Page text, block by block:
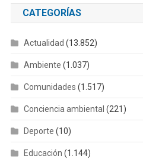
CATEGORÍAS
Actualidad (13.852)
Ambiente (1.037)
Comunidades (1.517)
Conciencia ambiental (221)
Deporte (10)
Educación (1.144)